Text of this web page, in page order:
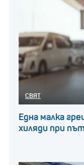
СВЯТ
Една малка
хиляди при